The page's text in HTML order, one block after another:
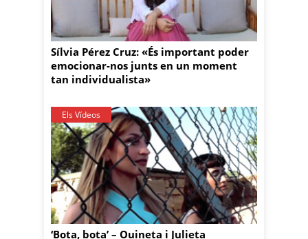
Sílvia Pérez Cruz: «És important poder
emocionar-nos junts en un moment
tan individualista»
Els Vídeos
‘Bota, bota’ – Ouineta i Julieta